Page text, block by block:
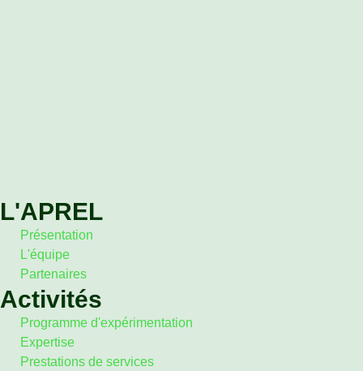
L'APREL
Présentation
L'équipe
Partenaires
Activités
Programme d'expérimentation
Expertise
Prestations de services